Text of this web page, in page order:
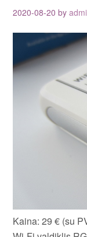
2020-08-20 by
Kaina: 29 € (su